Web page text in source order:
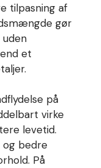
tilpasning af
gør
et
på
virke
levetid.
og bedre
På